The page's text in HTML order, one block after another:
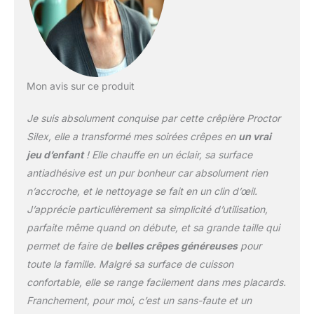
déjeuner, des crêpes aux
champignons et des
gruyères pour le dîner,
quesadillas et les
et à nettoyer : lorsque le
témoin lumineux prêt sur
le fer électrique s'allume,
il suffit de verser la pâte,
pour faire des crêpes. La
surface antiadhésive se
nettoie facilement après
refroidissement, et les
accessoires inclus
passent au lave-vaisselle
sur la grille supérieure
Mon avis sur ce produit
Je suis absolument conquise par cette crêpière Proctor
Silex, elle a transformé mes soirées crêpes en un vrai
jeu d’enfant! Elle chauffe en un éclair, sa surface
antiadhésive est un pur bonheur car absolument rien
n’accroche, et le nettoyage se fait en un clin d’œil.
J’apprécie particulièrement sa simplicité d’utilisation,
parfaite même quand on débute, et sa grande taille qui
permet de faire de belles crêpes généreusespour
toute la famille. Malgré sa surface de cuisson
confortable, elle se range facilement dans mes placards.
Franchement, pour moi, c’est un sans-faute et un